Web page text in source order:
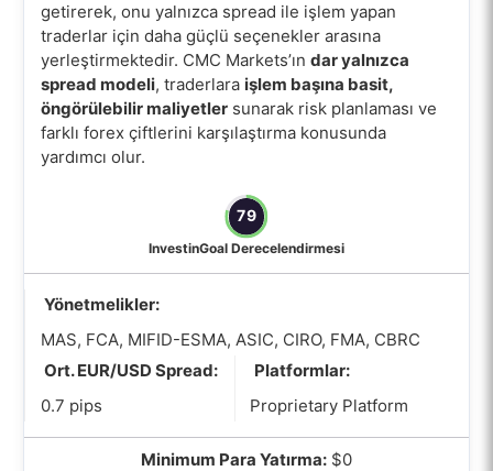
getirerek, onu yalnızca spread ile işlem yapan
traderlar için daha güçlü seçenekler arasına
yerleştirmektedir. CMC Markets’ın dar yalnızca
spread modeli, traderlara işlem başına basit,
öngörülebilir maliyetlersunarak risk planlaması ve
farklı forex çiftlerini karşılaştırma konusunda
yardımcı olur.
79
InvestinGoal Derecelendirmesi
Yönetmelikler:
MAS, FCA, MIFID-ESMA, ASIC, CIRO, FMA, CBRC
Ort. EUR/USD Spread:
0.7 pips
Platformlar:
Proprietary Platform
Minimum Para Yatırma: $0